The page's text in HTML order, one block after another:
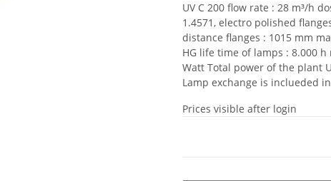
UV C 200 flow rate : 28 m³/h
1.4571, electro polished
distance flanges : 1015 mm
HG life time of lamps : 8.000
Watt Total power of the plant
Lamp exchange is inclueded
Prices visible after login